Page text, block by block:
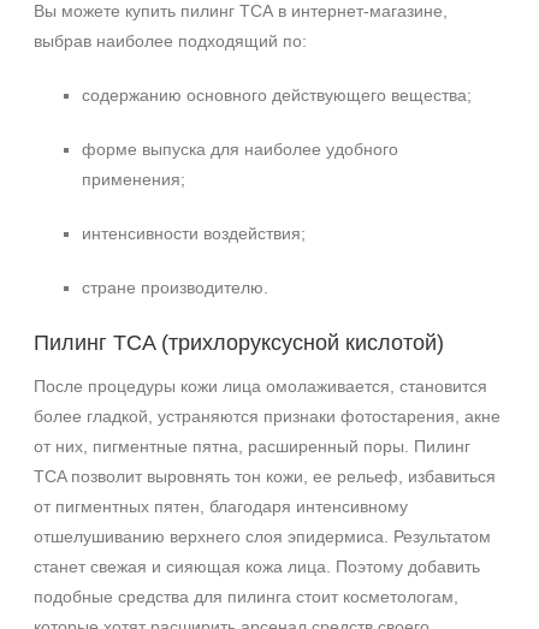
Вы можете купить пилинг ТСА в интернет-магазине,
выбрав наиболее подходящий по:
содержанию основного действующего вещества;
форме выпуска для наиболее удобного
применения;
интенсивности воздействия;
стране производителю.
Пилинг TCA (трихлоруксусной кислотой)
После процедуры кожи лица омолаживается, становится
более гладкой, устраняются признаки фотостарения, акне
от них, пигментные пятна, расширенный поры. Пилинг
TCA позволит выровнять тон кожи, ее рельеф, избавиться
от пигментных пятен, благодаря интенсивному
отшелушиванию верхнего слоя эпидермиса. Результатом
станет свежая и сияющая кожа лица. Поэтому добавить
подобные средства для пилинга стоит косметологам,